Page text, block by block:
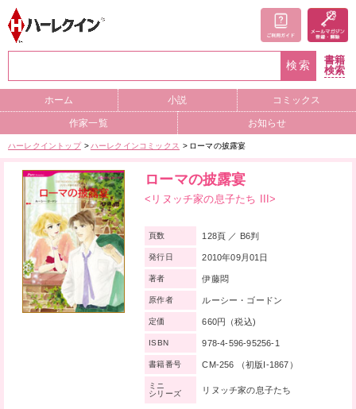
検索
書籍
検索
ホーム 小説 コミックス
作家一覧 お知らせ
ハーレクイントップ ハーレクインコミックス ローマの披露宴
ローマの披露宴
<リヌッチ家の息子たち III>
頁数 128頁 ／ B6判
発行日 2010年09月01日
著者 伊藤悶
原作者 ルーシー・ゴードン
定価 660円（税込)
ISBN 978-4-596-95256-1
書籍番号 CM-256 （初版I-1867）
ミニ
シリーズ
リヌッチ家の息子たち